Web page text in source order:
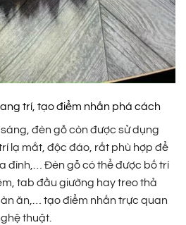
trí, tạo điểm nhấn phá cách
đèn gỗ còn được sử dụng
lạ mắt, độc đáo, rất phù hợp để
đình,… Đèn gỗ có thể được bố trí
tab đầu giường hay treo thả
ăn,… tạo điểm nhấn trực quan
thuật.